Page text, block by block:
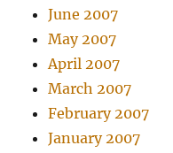
June 2007
May 2007
April 2007
March 2007
February 2007
January 2007